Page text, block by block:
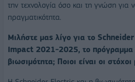
την τεχνολογία όσο και τη γνώση για
πραγματικότητα.
Μιλήστε μας λίγο για το
Impact 2021-2025, το πρόγραμμα
βιωσιμότητα; Ποιοι είναι οι